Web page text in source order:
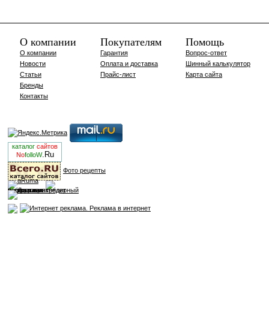
О компании
О компании
Новости
Статьи
Бренды
Контакты
Покупателям
Гарантия
Оплата и доставка
Прайс-лист
Помощь
Вопрос-ответ
Шинный калькулятор
Карта сайта
каталог сайтов
NofolloW.Ru
Фото рецепты